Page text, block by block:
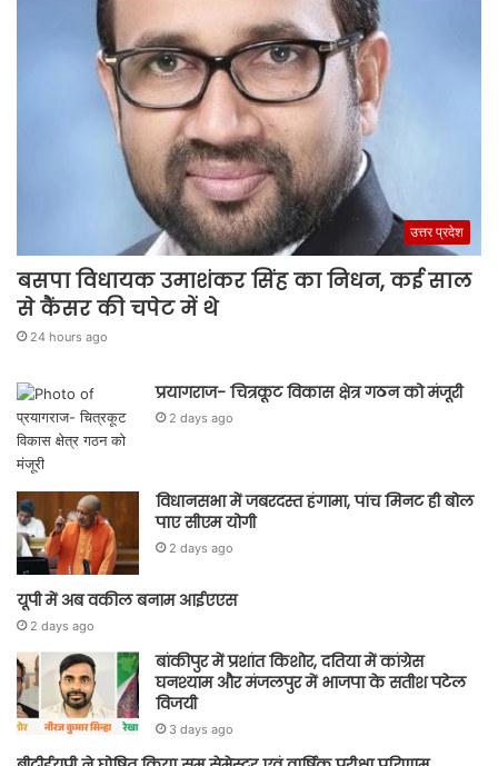
उत्तर प्रदेश
बसपा विधायक उमाशंकर सिंह का निधन, कई साल
से कैंसर की चपेट में थे
24 hours ago
प्रयागराज- चित्रकूट विकास क्षेत्र गठन को मंजूरी
2 days ago
विधानसभा में जबरदस्त हंगामा, पांच मिनट ही बोल
पाए सीएम योगी
2 days ago
यूपी में अब वकील बनाम आईएएस
2 days ago
बांकीपुर में प्रशांत किशोर, दतिया में कांग्रेस
घनश्याम और मंजलपुर में भाजपा के सतीश पटेल
विजयी
3 days ago